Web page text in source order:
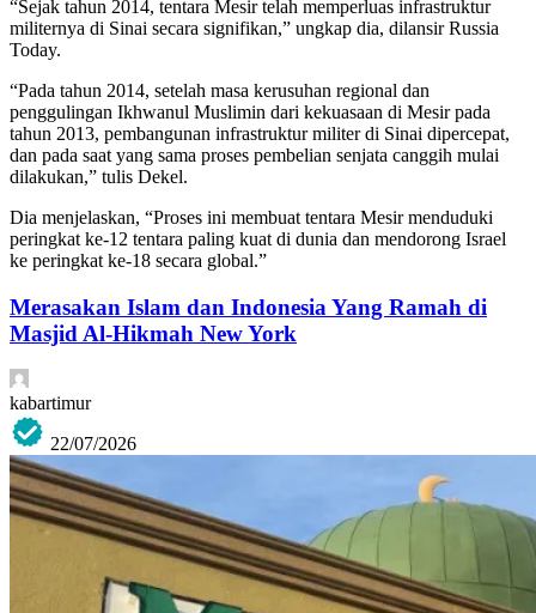
“Sejak tahun 2014, tentara Mesir telah memperluas infrastruktur
militernya di Sinai secara signifikan,” ungkap dia, dilansir Russia
Today.
“Pada tahun 2014, setelah masa kerusuhan regional dan
penggulingan Ikhwanul Muslimin dari kekuasaan di Mesir pada
tahun 2013, pembangunan infrastruktur militer di Sinai dipercepat,
dan pada saat yang sama proses pembelian senjata canggih mulai
dilakukan,” tulis Dekel.
Dia menjelaskan, “Proses ini membuat tentara Mesir menduduki
peringkat ke-12 tentara paling kuat di dunia dan mendorong Israel
ke peringkat ke-18 secara global.”
Merasakan Islam dan Indonesia Yang Ramah di
Masjid Al-Hikmah New York
kabartimur
22/07/2026